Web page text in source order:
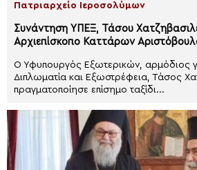
Πατριαρχείο Ιεροσολύμων
Συνάντηση ΥΠΕΞ, Τάσου
Αρχιεπίσκοπο Καττάρων
Ο Υφυπουργός Εξωτερικών, αρμόδιος
Διπλωματία και Εξωστρέφεια, Τάσος
πραγματοποίησε επίσημο ταξίδι...